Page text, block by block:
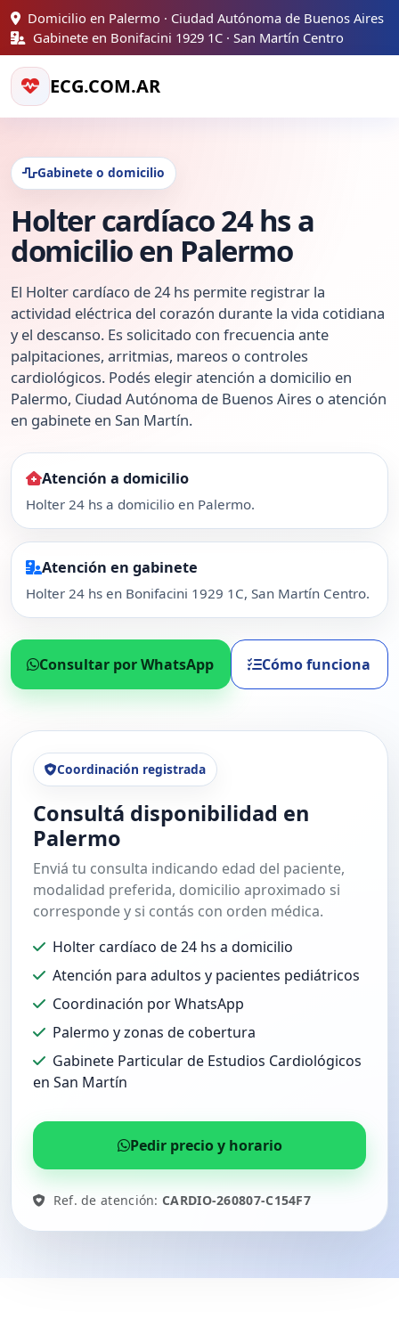
Domicilio en Palermo · Ciudad Autónoma de Buenos Aires
Gabinete en Bonifacini 1929 1C · San Martín Centro
ECG.COM.AR
Gabinete o domicilio
Holter cardíaco 24 hs a
domicilio en Palermo
El Holter cardíaco de 24 hs permite registrar la
actividad eléctrica del corazón durante la vida cotidiana
y el descanso. Es solicitado con frecuencia ante
palpitaciones, arritmias, mareos o controles
cardiológicos. Podés elegir atención a domicilio en
Palermo, Ciudad Autónoma de Buenos Aires o atención
en gabinete en San Martín.
Atención a domicilio
Holter 24 hs a domicilio en Palermo.
Atención en gabinete
Holter 24 hs en Bonifacini 1929 1C, San Martín Centro.
Consultar por WhatsApp Cómo funciona
Coordinación registrada
Consultá disponibilidad en
Palermo
Enviá tu consulta indicando edad del paciente,
modalidad preferida, domicilio aproximado si
corresponde y si contás con orden médica.
Holter cardíaco de 24 hs a domicilio
Atención para adultos y pacientes pediátricos
Coordinación por WhatsApp
Palermo y zonas de cobertura
Gabinete Particular de Estudios Cardiológicos
en San Martín
Pedir precio y horario
Ref. de atención:CARDIO-260807-C154F7